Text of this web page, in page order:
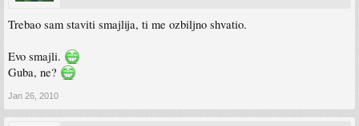
Trebao sam staviti smajlija, ti me ozbiljno shvatio.
Evo smajli.
Guba, ne?
Jan 26, 2010